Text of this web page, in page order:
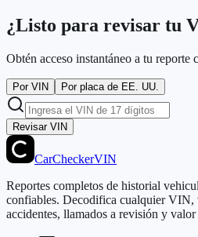
¿Listo para revisar tu
Obtén acceso instantáneo a tu reporte
Por VIN Por placa de EE. UU.
Revisar VIN
CarCheckerVIN
Reportes completos de historial
confiables. Decodifica cualquier VIN,
accidentes, llamados a revisión y